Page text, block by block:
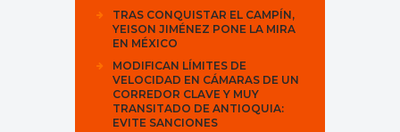
TRAS CONQUISTAR EL CAMPÍN,
YEISON JIMÉNEZ PONE LA MIRA
EN MÉXICO
MODIFICAN LÍMITES DE
VELOCIDAD EN CÁMARAS DE UN
CORREDOR CLAVE Y MUY
TRANSITADO DE ANTIOQUIA:
EVITE SANCIONES